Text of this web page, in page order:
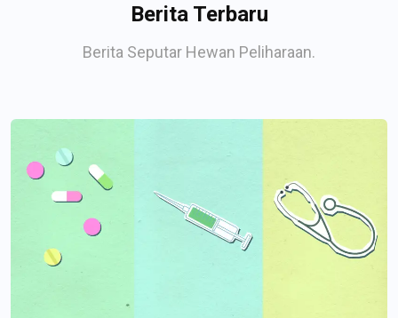
Berita Terbaru
Berita Seputar Hewan Peliharaan.